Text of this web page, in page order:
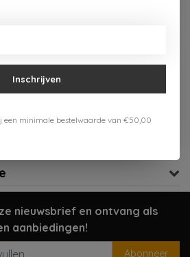
verlanglijst toevoegen
nieuwsbrief en ontvang als
aanbiedingen!
Abonneer
Inschrijven
een minimale bestelwaarde van €50,00